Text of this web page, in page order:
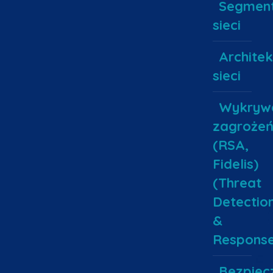
sieci
sieci
zagrożeń
(RSA,
Fidelis)
(Threat
&